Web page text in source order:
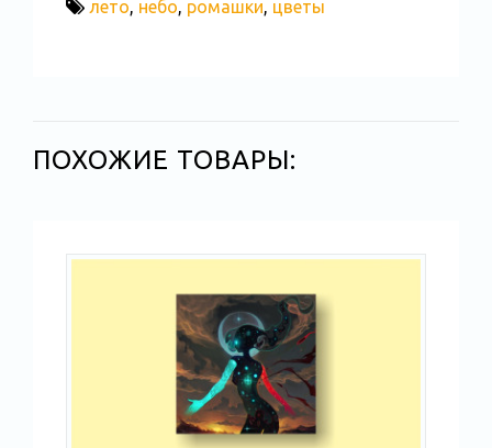
лето, небо, ромашки, цветы
ПОХОЖИЕ ТОВАРЫ: